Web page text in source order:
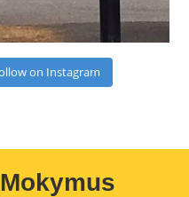
on Instagram